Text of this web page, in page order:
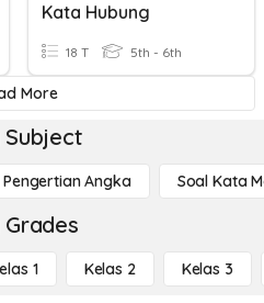
Kata Hubung
18 T 5th - 6th
More
Subject
Pengertian Angka Soal Kata
1 Kelas 2 Kelas 3